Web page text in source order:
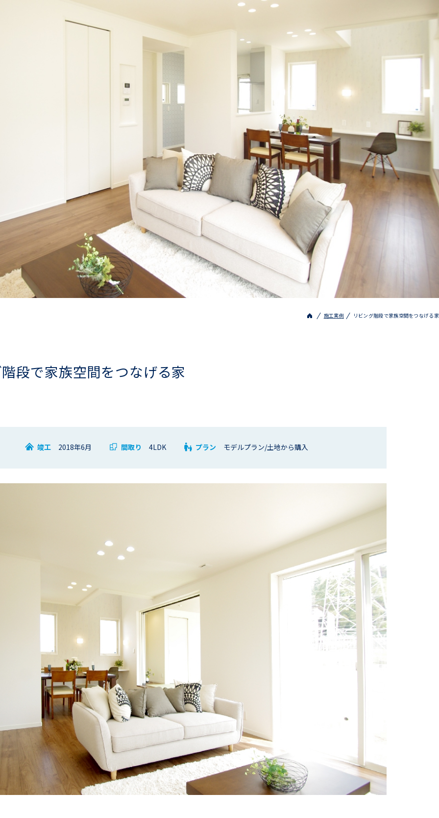
施工実例 リビング階段で家族空間をつなげる家
段で家族空間をつなげる家
竣工 2018年6月 間取り 4LDK プラン モデルプラン/土地から購入